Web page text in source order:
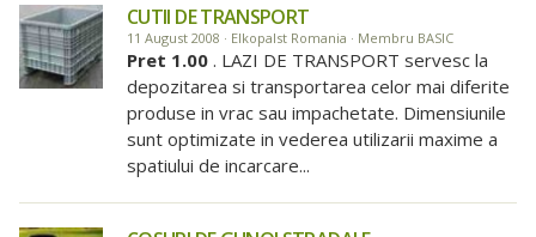
CUTII DE TRANSPORT
11 August 2008 · Elkopalst Romania · Membru BASIC
Pret 1.00 . LAZI DE TRANSPORT servesc la
depozitarea si transportarea celor mai diferite
produse in vrac sau impachetate. Dimensiunile
sunt optimizate in vederea utilizarii maxime a
spatiului de incarcare...